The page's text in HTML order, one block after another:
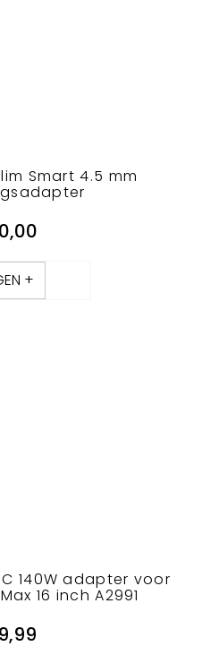
Smart 4.5 mm
+
140W adapter voor
16 inch A2991